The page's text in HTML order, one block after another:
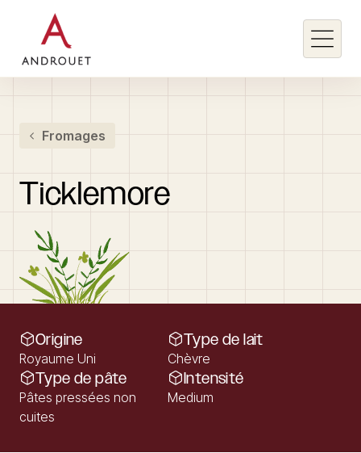
Rechercher un mot clé
Fromages
Ticklemore
Origine
Royaume Uni
Type de lait
Chèvre
Type de pâte
Pâtes pressées non
cuites
Intensité
Medium